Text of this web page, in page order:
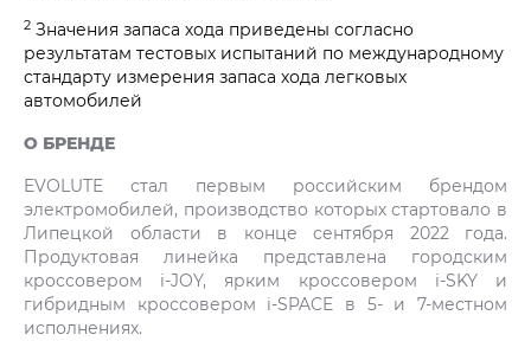
2 Значения запаса хода приведены согласно
результатам тестовых испытаний по международному
стандарту измерения запаса хода легковых
автомобилей
О БРЕНДЕ
EVOLUTE стал первым российским брендом
электромобилей, производство которых стартовало в
Липецкой области в конце сентября 2022 года.
Продуктовая линейка представлена городским
кроссовером i‑JOY, ярким кроссовером i‑SKY и
гибридным кроссовером i‑SPACE в 5- и 7-местном
исполнениях.